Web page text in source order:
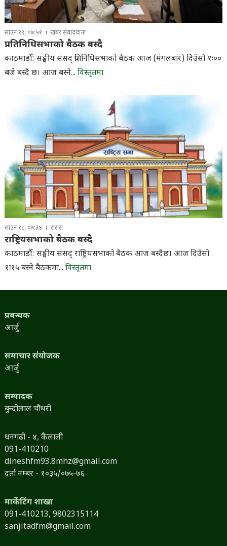
साउन १९, ०७:५१ खबर संवाददाता
प्रतिनिधिसभाको बैठक बस्दै
काठमाडौँ: सङ्घीय संसद् प्रतिनिधिसभाको बैठक आज (मंगलबार) दिउँसो १ः००
बजे बस्दै छ। आज बस्ने... विस्तृतमा
साउन १८, ०७:३४ रासस
राष्ट्रियसभाको बैठक बस्दै
काठमाडौँ: सङ्घीय संसद् राष्ट्रियसभाको बैठक आज बस्दैछ। आज दिउँसो
१ः१५ बस्ने बैठकमा... विस्तृतमा
प्रबन्धक
आर्जु
समाचार संयोजक
आर्जु
सम्पादक
बुन्दीलाल चौधरी
धनगढी - ४, कैलाली
091-410210
dineshfm93.8mhz@gmail.com
दर्ता नम्बर - १०३५/०७५-७६
मार्केटिंग शाखा
091-410213, 9802315114
sanjitadfm@gmail.com